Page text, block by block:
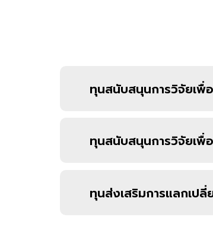
ทุนสนับสนุนการวิจัยเพื่
ทุนสนับสนุนการวิจัยเพื่
ทุนส่งเสริมการแลกเป